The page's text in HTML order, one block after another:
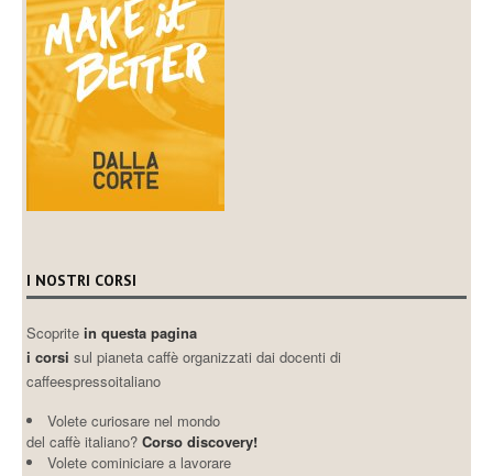
I NOSTRI CORSI
Scopritein questa pagina
i corsi sul pianeta caffè organizzati dai docenti di
caffeespressoitaliano
Volete curiosare nel mondo
del caffè italiano? Corso discovery!
Volete cominiciare a lavorare